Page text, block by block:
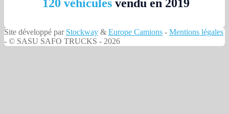
120 véhicules vendu en 2019
Site développé par Stockway & Europe Camions - Mentions légales
- © SASU SAFO TRUCKS - 2026